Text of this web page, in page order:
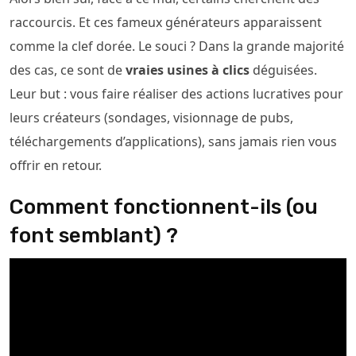
raccourcis. Et ces fameux générateurs apparaissent
comme la clef dorée. Le souci ? Dans la grande majorité
des cas, ce sont devraies usines à clics déguisées.
Leur but : vous faire réaliser des actions lucratives pour
leurs créateurs (sondages, visionnage de pubs,
téléchargements d’applications), sans jamais rien vous
offrir en retour.
Comment fonctionnent-ils (ou
font semblant) ?